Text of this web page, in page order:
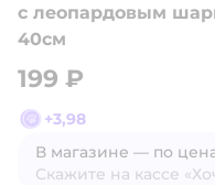
с леопардовым
40см
199 ₽
+3,98
В магазине — по
Скажите на кассе